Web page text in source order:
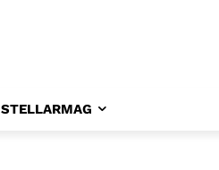
STELLARMAG